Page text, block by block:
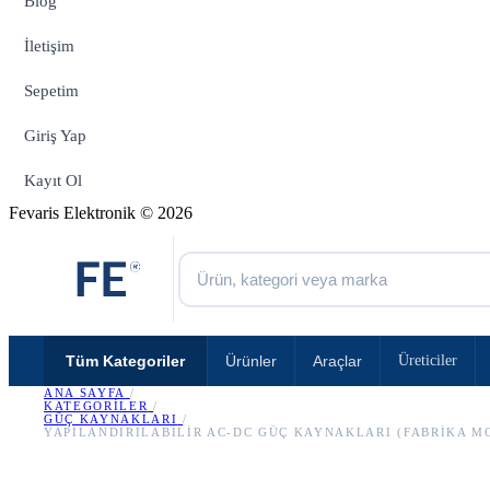
İletişim
Sepetim
Giriş Yap
Kayıt Ol
Fevaris Elektronik © 2026
Tüm Kategoriler Ürünler Araçlar Üreticiler
ANA SAYFA /
KATEGORILER /
GÜÇ KAYNAKLARI /
YAPILANDIRILABILIR AC-DC GÜÇ KAYNAKLARI (FABRIKA